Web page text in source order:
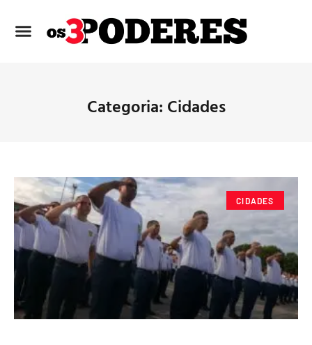
Categoria: Cidades
CIDADES